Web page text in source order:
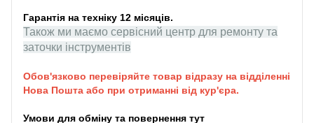
Гарантія на техніку 12 місяців.
Також ми маємо сервісний центр для ремонту та
заточки інструментів
Обов'язково перевіряйте товар відразу на відділенні
Нова Пошта або при отриманні від кур'єра.
Умови для обміну та повернення тут